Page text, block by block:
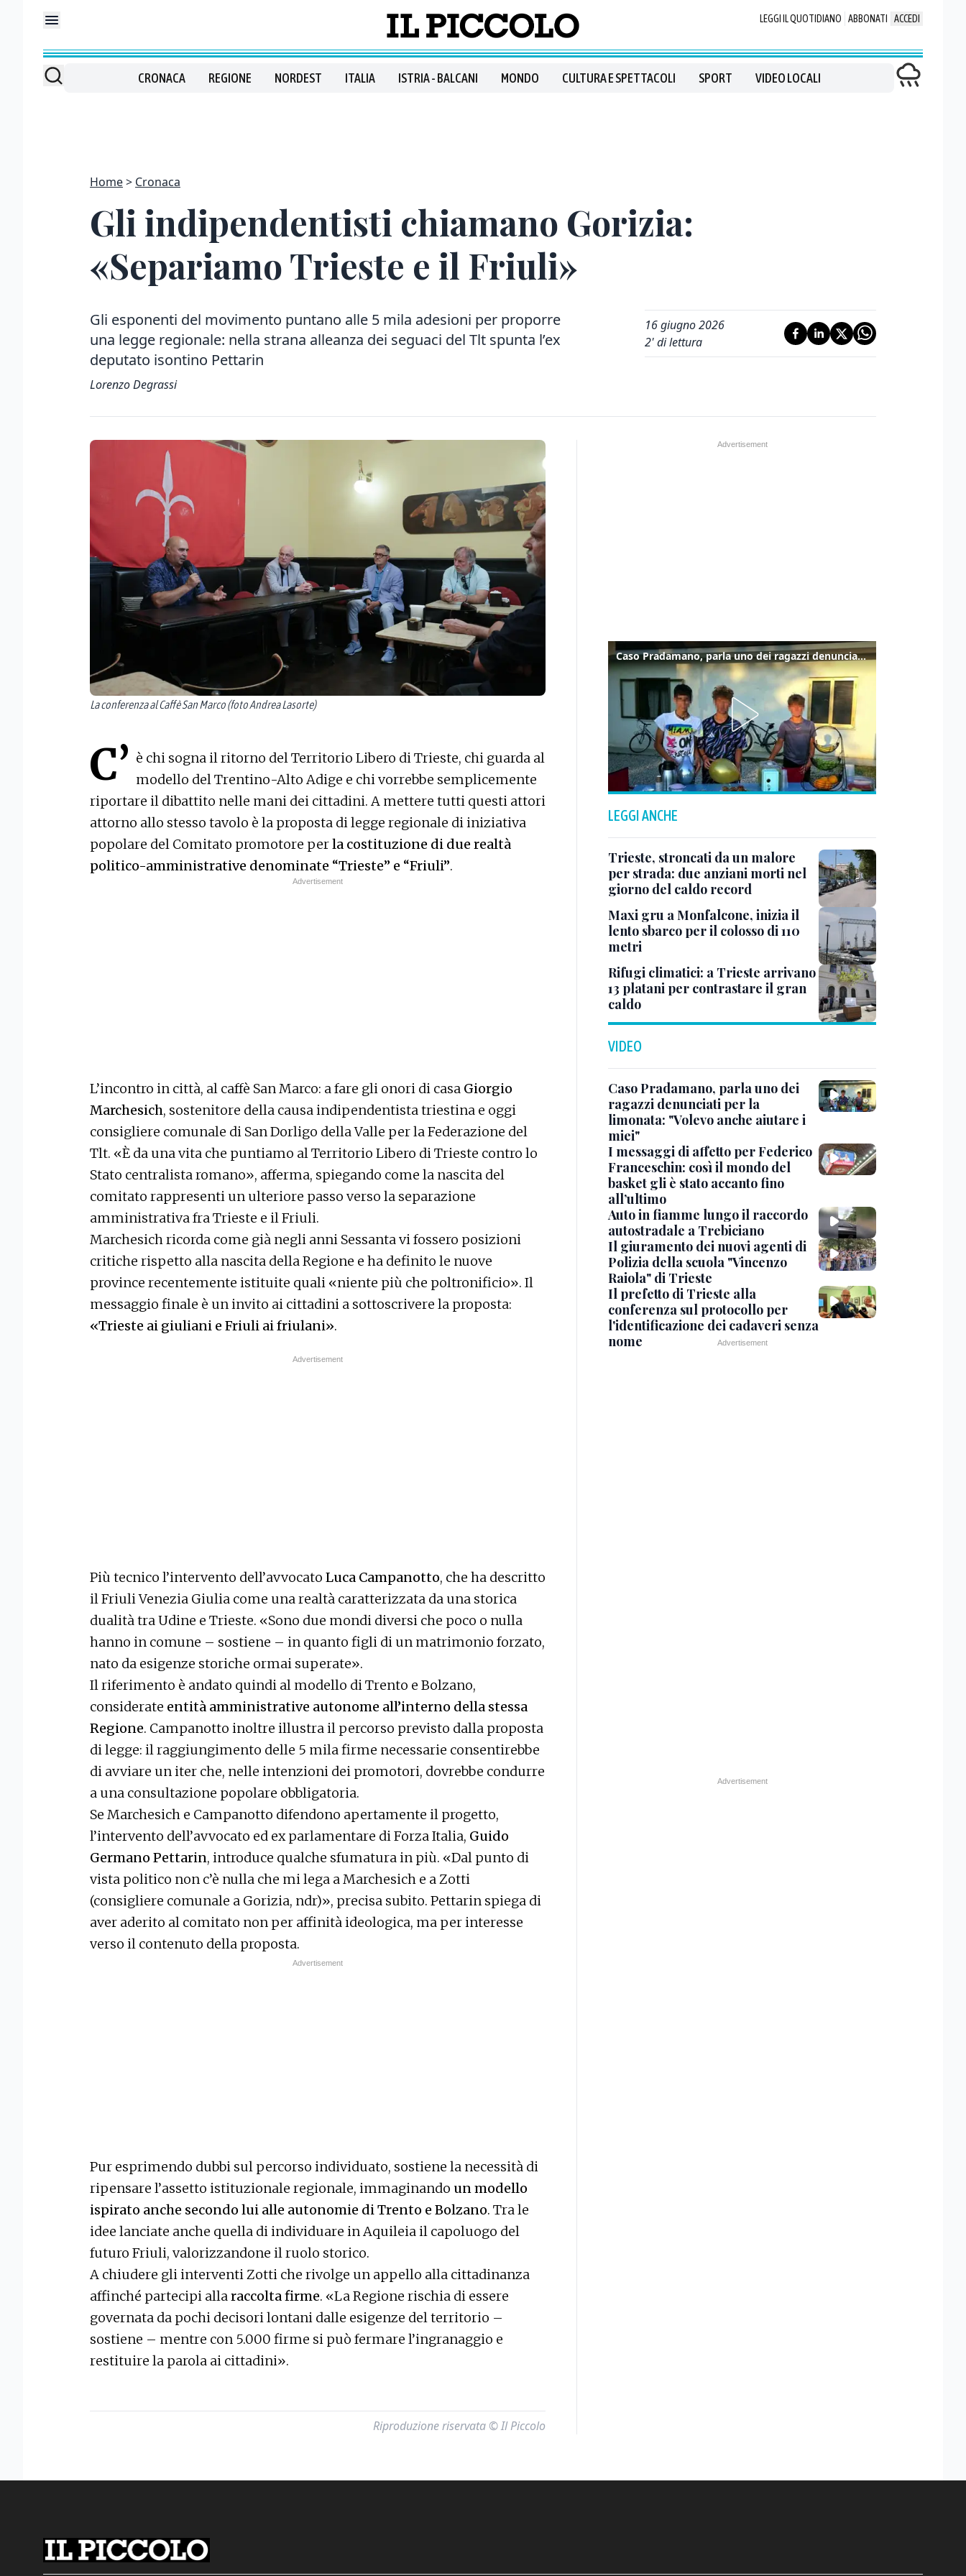
LEGGI IL QUOTIDIANO ABBONATI ACCEDI
CRONACA REGIONE NORDEST ITALIA ISTRIA - BALCANI MONDO CULTURA E SPETTACOLI SPORT VIDEO LOCALI
Home Cronaca
Gli indipendentisti chiamano Gorizia:
«Separiamo Trieste e il Friuli»
Gli esponenti del movimento puntano alle 5 mila adesioni per proporre
una legge regionale: nella strana alleanza dei seguaci del Tlt spunta l’ex
deputato isontino Pettarin
Lorenzo Degrassi
16 giugno 2026
2' di lettura
La conferenza al Caffè San Marco (foto Andrea Lasorte)
C’ è chi sogna il ritorno del Territorio Libero di Trieste, chi guarda al
modello del Trentino-Alto Adige e chi vorrebbe semplicemente
riportare il dibattito nelle mani dei cittadini. A mettere tutti questi attori
attorno allo stesso tavolo è la proposta di legge regionale di iniziativa
popolare del Comitato promotore perla costituzione di due realtà
politico-amministrative denominate “Trieste” e “Friuli”.
L’incontro in città, al caffè San Marco: a fare gli onori di casa Giorgio
Marchesich, sostenitore della causa indipendentista triestina e oggi
consigliere comunale di San Dorligo della Valle per la Federazione del
Tlt. «È da una vita che puntiamo al Territorio Libero di Trieste contro lo
Stato centralista romano», afferma, spiegando come la nascita del
comitato rappresenti un ulteriore passo verso la separazione
amministrativa fra Trieste e il Friuli.
Marchesich ricorda come già negli anni Sessanta vi fossero posizioni
critiche rispetto alla nascita della Regione e ha definito le nuove
province recentemente istituite quali «niente più che poltronificio». Il
messaggio finale è un invito ai cittadini a sottoscrivere la proposta:
«Trieste ai giuliani e Friuli ai friulani».
Più tecnico l’intervento dell’avvocato Luca Campanotto, che ha descritto
il Friuli Venezia Giulia come una realtà caratterizzata da una storica
dualità tra Udine e Trieste. «Sono due mondi diversi che poco o nulla
hanno in comune – sostiene – in quanto figli di un matrimonio forzato,
nato da esigenze storiche ormai superate».
Il riferimento è andato quindi al modello di Trento e Bolzano,
considerate entità amministrative autonome all’interno della stessa
Regione. Campanotto inoltre illustra il percorso previsto dalla proposta
di legge: il raggiungimento delle 5 mila firme necessarie consentirebbe
di avviare un iter che, nelle intenzioni dei promotori, dovrebbe condurre
a una consultazione popolare obbligatoria.
Se Marchesich e Campanotto difendono apertamente il progetto,
l’intervento dell’avvocato ed ex parlamentare di Forza Italia, Guido
Germano Pettarin, introduce qualche sfumatura in più. «Dal punto di
vista politico non c’è nulla che mi lega a Marchesich e a Zotti
(consigliere comunale a Gorizia, ndr)», precisa subito. Pettarin spiega di
aver aderito al comitato non per affinità ideologica, ma per interesse
verso il contenuto della proposta.
Pur esprimendo dubbi sul percorso individuato, sostiene la necessità di
ripensare l’assetto istituzionale regionale, immaginando un modello
ispirato anche secondo lui alle autonomie di Trento e Bolzano. Tra le
idee lanciate anche quella di individuare in Aquileia il capoluogo del
futuro Friuli, valorizzandone il ruolo storico.
A chiudere gli interventi Zotti che rivolge un appello alla cittadinanza
affinché partecipi allaraccolta firme. «La Regione rischia di essere
governata da pochi decisori lontani dalle esigenze del territorio –
sostiene – mentre con 5.000 firme si può fermare l’ingranaggio e
restituire la parola ai cittadini».
Riproduzione riservata © Il Piccolo
Caso Pradamano, parla uno dei ragazzi denunciati per la limonata: "Volevo anche aiutare i miei"
LEGGI ANCHE
Trieste, stroncati da un malore
per strada: due anziani morti nel
giorno del caldo record
Maxi gru a Monfalcone, inizia il
lento sbarco per il colosso di 110
metri
Rifugi climatici: a Trieste arrivano
13 platani per contrastare il gran
caldo
VIDEO
Caso Pradamano, parla uno dei
ragazzi denunciati per la
limonata: "Volevo anche aiutare i
miei"
I messaggi di affetto per Federico
Franceschin: così il mondo del
basket gli è stato accanto fino
all’ultimo
Auto in fiamme lungo il raccordo
autostradale a Trebiciano
Il giuramento dei nuovi agenti di
Polizia della scuola "Vincenzo
Raiola" di Trieste
Il prefetto di Trieste alla
conferenza sul protocollo per
l'identificazione dei cadaveri senza
nome